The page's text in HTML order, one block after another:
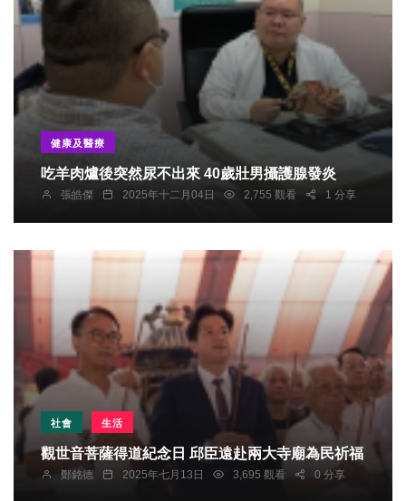
健康及醫療
吃羊肉爐後突然尿不出來 40歲壯男攝護腺發炎
張皓傑 2025年十二月04日 2,755 觀看 1 分享
社會 生活
觀世音菩薩得道紀念日 邱臣遠赴兩大寺廟為民祈福
鄭銘德 2025年七月13日 3,695 觀看 0 分享